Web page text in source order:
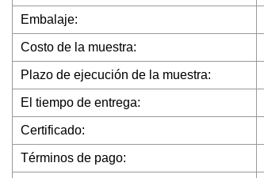
Embalaje:
Costo de la muestra:
Plazo de ejecución de la muestra:
El tiempo de entrega:
Certificado:
Términos de pago: